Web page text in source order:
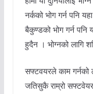
नर्कको भोग गर्न पनि
बैकुण्डको भोग गर्न पनि
हुदैन । भोग्नको लागि
सफ्टवयरले काम गर्नको
जतिसुकै राम्रो